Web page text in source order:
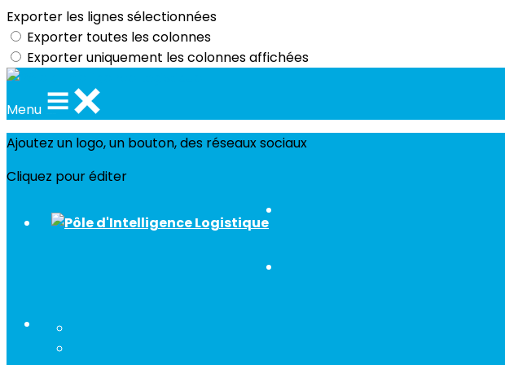
Exporter les lignes sélectionnées
Exporter toutes les colonnes
Exporter uniquement les colonnes affichées
Menu
Ajoutez un logo, un bouton, des réseaux sociaux
Cliquez pour éditer